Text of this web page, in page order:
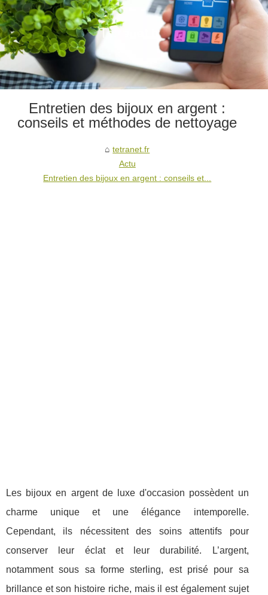
Entretien des bijoux en argent :
conseils et méthodes de nettoyage
tetranet.fr
Actu
Entretien des bijoux en argent : conseils et...
Les bijoux en argent de luxe d'occasion possèdent un
charme unique et une élégance intemporelle.
Cependant, ils nécessitent des soins attentifs pour
conserver leur éclat et leur durabilité. L’argent,
notamment sous sa forme sterling, est prisé pour sa
brillance et son histoire riche, mais il est également sujet